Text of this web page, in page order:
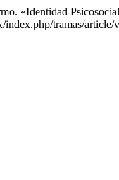
«Identidad
index.php/tramas/article/